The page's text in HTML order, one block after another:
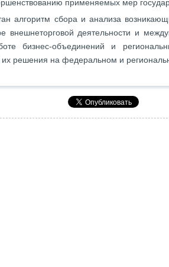
применяемых мер
алгоритм сбора и анализа
внешнеторговой деятельности и
бизнес-объединений и
их решения на федеральном и